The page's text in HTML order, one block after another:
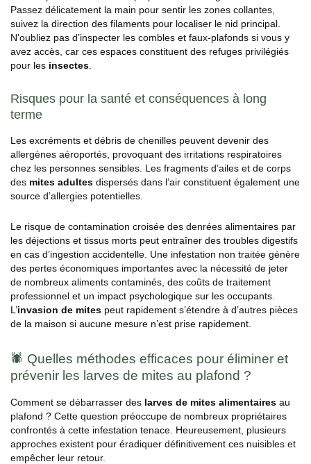
Passez délicatement la main pour sentir les zones collantes,
suivez la direction des filaments pour localiser le nid principal.
N’oubliez pas d’inspecter les combles et faux-plafonds si vous y
avez accès, car ces espaces constituent des refuges privilégiés
pour les insectes
Risques pour la santé et conséquences à long
terme
Les excréments et débris de chenilles peuvent devenir des
allergènes aéroportés, provoquant des irritations respiratoires
chez les personnes sensibles. Les fragments d’ailes et de corps
des mites adultes dispersés dans l’air constituent également une
source d’allergies potentielles.
Le risque de contamination croisée des denrées alimentaires par
les déjections et tissus morts peut entraîner des troubles digestifs
en cas d’ingestion accidentelle. Une infestation non traitée génère
des pertes économiques importantes avec la nécessité de jeter
de nombreux aliments contaminés, des coûts de traitement
professionnel et un impact psychologique sur les occupants.
L’invasion de mites peut rapidement s’étendre à d’autres pièces
de la maison si aucune mesure n’est prise rapidement.
🕷️ Quelles méthodes efficaces pour éliminer et
prévenir les larves de mites au plafond ?
Comment se débarrasser des larves de mites alimentaires au
plafond ? Cette question préoccupe de nombreux propriétaires
confrontés à cette infestation tenace. Heureusement, plusieurs
approches existent pour éradiquer définitivement ces nuisibles et
empêcher leur retour.